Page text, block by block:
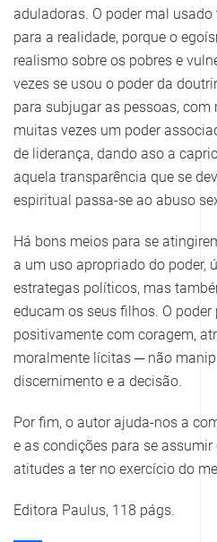
aduladoras. O poder mal
para a realidade, porque o
realismo sobre os pobres e
vezes se usou o poder da
para subjugar as pessoas, com
muitas vezes um poder
de liderança, dando aso a
aquela transparência que se
espiritual passa-se ao abuso
Há bons meios para se
a um uso apropriado do poder,
estrategas políticos, mas
educam os seus filhos. O poder
positivamente com coragem,
moralmente lícitas ─ não
discernimento e a decisão.
Por fim, o autor ajuda-nos a
e as condições para se
atitudes a ter no exercício do
Editora Paulus, 118 págs.